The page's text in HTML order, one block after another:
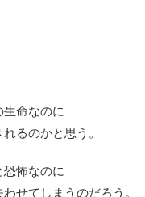
命なのに
るのかと思う。
恐怖なのに
せてしまうのだろう。